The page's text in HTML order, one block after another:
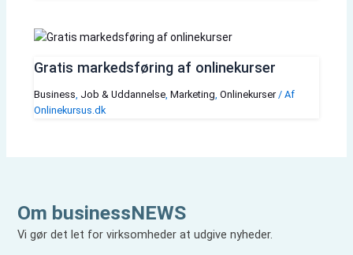
Gratis markedsføring af onlinekurser
Business Job & Uddannelse, Marketing Onlinekurser/ Af
Onlinekursus.dk
Om businessNEWS
Vi gør det let for virksomheder at udgive nyheder.